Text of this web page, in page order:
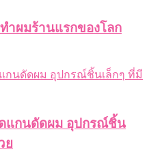
ำผมร้านแรกของโลก
แกนดัดผม อุปกรณ์ชิ้น
ย